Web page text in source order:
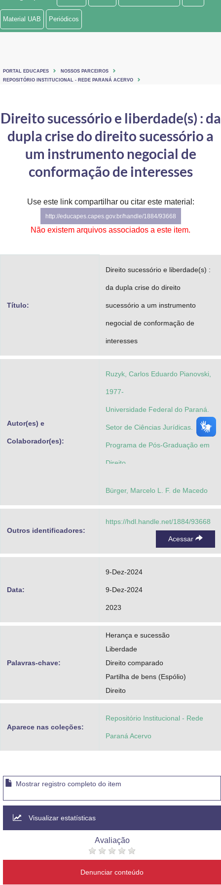
Ministério de Minas e Energia
Ministério do Turismo
Controladoria-Geral da União
Ministério da Mulher, da Família e dos Direitos Humanos
Gabinete de Segurança Institucional
Advocacia-Geral da União
Material UAB Periódicos
PORTAL EDUCAPES
NOSSOS PARCEIROS
REPOSITÓRIO INSTITUCIONAL - REDE PARANÁ ACERVO
Direito sucessório e liberdade(s) : da
dupla crise do direito sucessório a
um instrumento negocial de
conformação de interesses
Use este link compartilhar ou citar este material:
http://educapes.capes.gov.br/handle/1884/93668
Não existem arquivos associados a este item.
Título:
Direito sucessório e liberdade(s) :
da dupla crise do direito
sucessório a um instrumento
negocial de conformação de
interesses
Autor(es) e
Colaborador(es):
Ruzyk, Carlos Eduardo Pianovski,
1977-
Universidade Federal do Paraná.
Setor de Ciências Jurídicas.
Programa de Pós-Graduação em
Direito
Bürger, Marcelo L. F. de Macedo
Outros identificadores:
https://hdl.handle.net/1884/93668
Acessar
Data:
9-Dez-2024
9-Dez-2024
2023
Palavras-chave:
Herança e sucessão
Liberdade
Direito comparado
Partilha de bens (Espólio)
Direito
Aparece nas coleções:
Repositório Institucional - Rede
Paraná Acervo
Mostrar registro completo do item
Visualizar estatísticas
Avaliação
Denunciar conteúdo